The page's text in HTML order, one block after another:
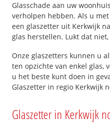
Glasschade aan uw
verholpen hebben. Als u
een glaszetter uit Kerkwijk
glas herstellen. Lukt dat
Onze glaszetters kunnen u
ten opzichte van enkel glas,
u het beste kunt doen in
Glaszetter in regio Kerkwijk
Glaszetter in Kerkwijk